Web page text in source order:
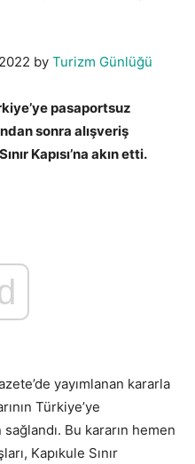
by Turizm Günlüğü
pasaportsuz
sonra alışveriş
Kapısı’na akın etti.
yayımlanan kararla
Türkiye’ye
Bu kararın hemen
Kapıkule Sınır